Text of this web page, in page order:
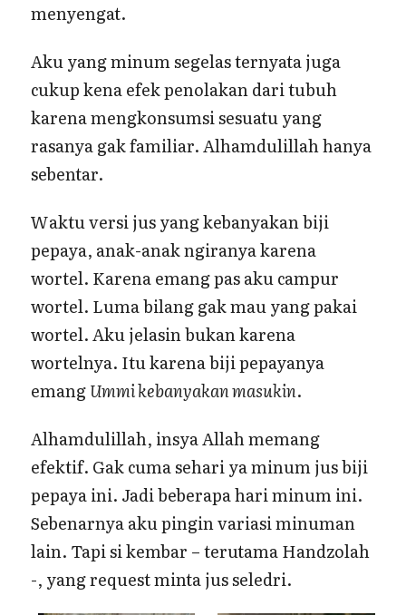
menyengat.
Aku yang minum segelas ternyata juga
cukup kena efek penolakan dari tubuh
karena mengkonsumsi sesuatu yang
rasanya gak familiar. Alhamdulillah hanya
sebentar.
Waktu versi jus yang kebanyakan biji
pepaya, anak-anak ngiranya karena
wortel. Karena emang pas aku campur
wortel. Luma bilang gak mau yang pakai
wortel. Aku jelasin bukan karena
wortelnya. Itu karena biji pepayanya
emangUmmi kebanyakan masukin.
Alhamdulillah, insya Allah memang
efektif. Gak cuma sehari ya minum jus biji
pepaya ini. Jadi beberapa hari minum ini.
Sebenarnya aku pingin variasi minuman
lain. Tapi si kembar – terutama Handzolah
-, yang request minta jus seledri.